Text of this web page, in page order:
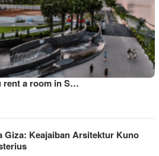
rent a room in S…
Giza: Keajaiban Arsitektur Kuno